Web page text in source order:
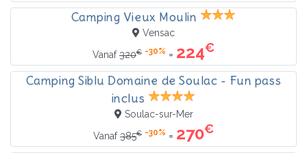
Camping Vieux Moulin
Vensac
Vanaf320€ -30% = 224€
Camping Siblu Domaine de Soulac - Fun pass
inclus
Soulac-sur-Mer
Vanaf385€ -30% = 270€